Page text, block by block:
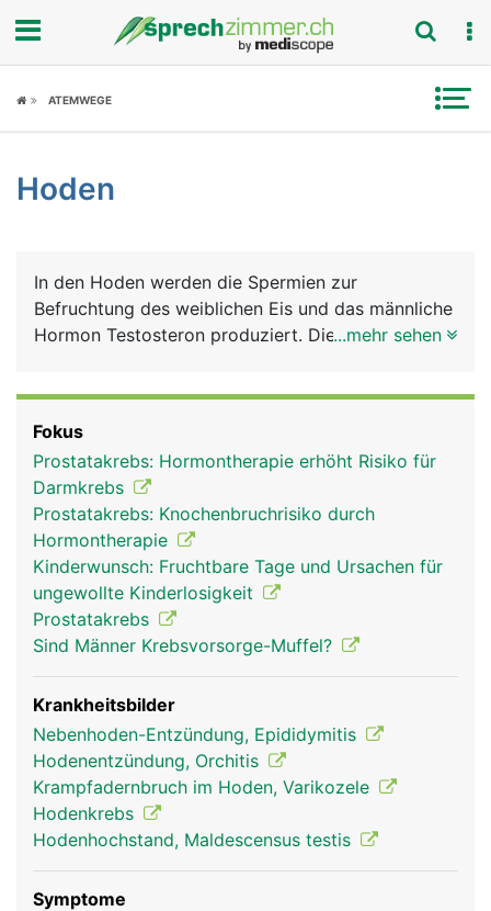
Fokus
Symptome
News
Rubriken
ATEMWEGE
Hoden
In den Hoden werden die Spermien zur
Befruchtung des weiblichen Eis und das männliche
Hormon Testosteron produziert. Die Hoden liegen
...mehr sehen
Fokus
Prostatakrebs: Hormontherapie erhöht Risiko für
Darmkrebs
Prostatakrebs: Knochenbruchrisiko durch
Hormontherapie
Kinderwunsch: Fruchtbare Tage und Ursachen für
ungewollte Kinderlosigkeit
Prostatakrebs
Sind Männer Krebsvorsorge-Muffel?
Krankheitsbilder
Nebenhoden-Entzündung, Epididymitis
Hodenentzündung, Orchitis
Krampfadernbruch im Hoden, Varikozele
Hodenkrebs
Hodenhochstand, Maldescensus testis
Symptome